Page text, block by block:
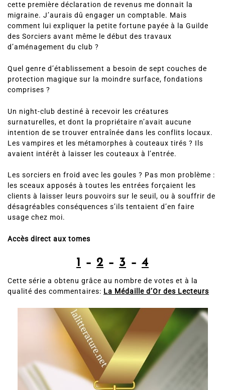
cette première déclaration de revenus me donnait la
migraine. J’aurais dû engager un comptable. Mais
comment lui expliquer la petite fortune payée à la Guilde
des Sorciers avant même le début des travaux
d’aménagement du club ?
Quel genre d’établissement a besoin de sept couches de
protection magique sur la moindre surface, fondations
comprises ?
Un night-club destiné à recevoir les créatures
surnaturelles, et dont la propriétaire n’avait aucune
intention de se trouver entraînée dans les conflits locaux.
Les vampires et les métamorphes à couteaux tirés ? Ils
avaient intérêt à laisser les couteaux à l’entrée.
Les sorciers en froid avec les goules ? Pas mon problème :
les sceaux apposés à toutes les entrées forçaient les
clients à laisser leurs pouvoirs sur le seuil, ou à souffrir de
désagréables conséquences s’ils tentaient d’en faire
usage chez moi.
Accès direct aux tomes
1 – 2 – 3 – 4
Cette série a obtenu grâce au nombre de votes et à la
qualité des commentaires: La Médaille d’Or des Lecteurs